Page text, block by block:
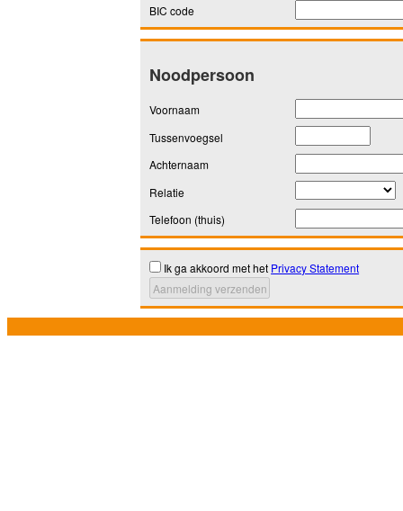
BIC code
Noodpersoon
Voornaam
Tussenvoegsel
Achternaam
Relatie
Telefoon (thuis)
Ik ga akkoord met het Privacy Statement